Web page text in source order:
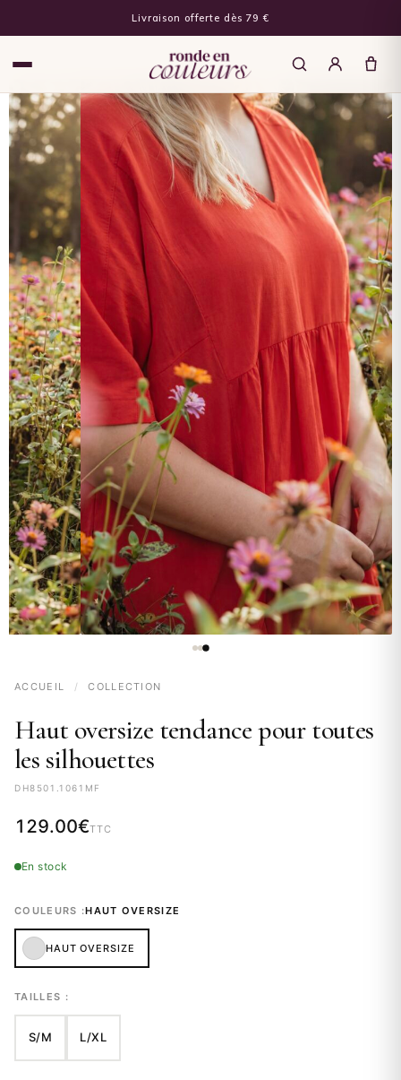
Livraison offerte dès 79 €
ACCUEIL / COLLECTION
Haut oversize tendance pour toutes
les silhouettes
DH8501.1061MF
129.00€TTC
En stock
COULEURS :HAUT OVERSIZE
HAUT OVERSIZE
TAILLES :
S/M L/XL